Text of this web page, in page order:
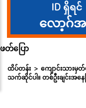
ID ရှိရင်
လော့ဂ်
ဖတ်ပြော
ထိပ်တန်း ကျောင်းသားမှ
သက်ဆိုင်ပါ။ တစ်ဦးချင်းအနေ